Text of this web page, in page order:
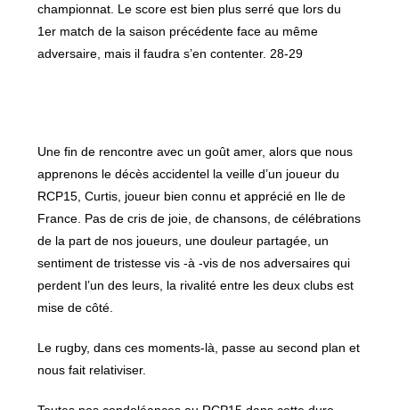
championnat. Le score est bien plus serré que lors du
1er match de la saison précédente face au même
adversaire, mais il faudra s’en contenter. 28-29
Une fin de rencontre avec un goût amer, alors que nous
apprenons le décès accidentel la veille d’un joueur du
RCP15, Curtis, joueur bien connu et apprécié en Ile de
France. Pas de cris de joie, de chansons, de célébrations
de la part de nos joueurs, une douleur partagée, un
sentiment de tristesse vis -à -vis de nos adversaires qui
perdent l’un des leurs, la rivalité entre les deux clubs est
mise de côté.
Le rugby, dans ces moments-là, passe au second plan et
nous fait relativiser.